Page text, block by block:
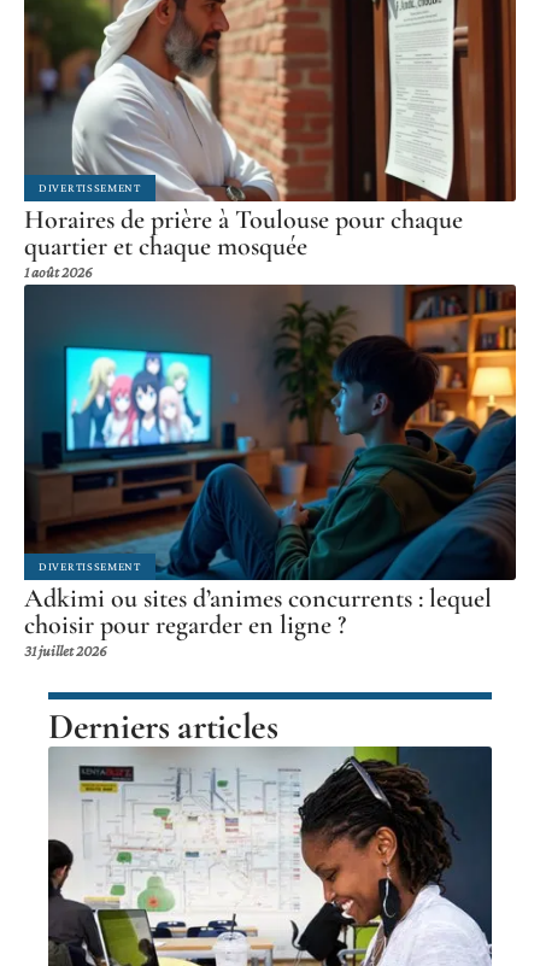
DIVERTISSEMENT
Horaires de prière à Toulouse pour chaque
quartier et chaque mosquée
1 août 2026
DIVERTISSEMENT
Adkimi ou sites d’animes concurrents : lequel
choisir pour regarder en ligne ?
31 juillet 2026
Derniers articles